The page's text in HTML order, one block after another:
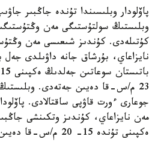
پاۆلودار وبلىسىندا تۇندە جاڭبىر
وبلىستىڭ سولتۇستىگى مەن
كۇتىلەدى. كۇندىز شىعىسى مەن
نايزاعاي، بۇرشاق جانە داۋىلدى
23 م/س-قا دەيىن جەتەدى.
جوعارى ءورت قاۋپى ساقتالادى.
مەن نايزاعاي، كۇندىز وتكىنشى
ەكپىنى تۇندە 15- 20 م/س-قا دەيىن كۇشەيەدى.